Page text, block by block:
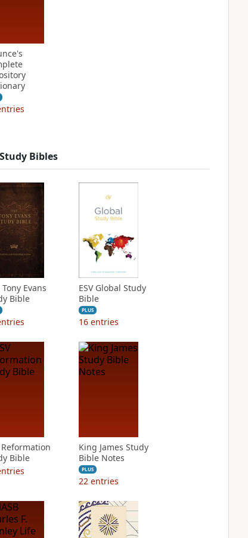
Study Bibles
Tony Evans
Bible
ESV Global Study
Bible
PLUS
16 entries
Reformation
Bible
King James Study
Bible Notes
PLUS
22 entries